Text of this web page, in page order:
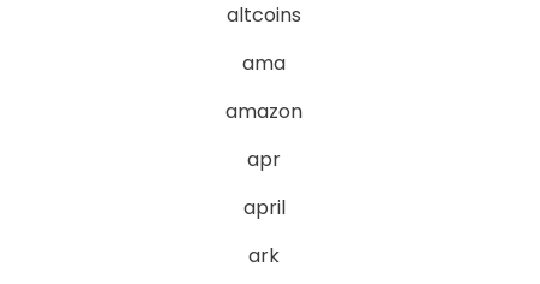
altcoins
ama
amazon
apr
april
ark